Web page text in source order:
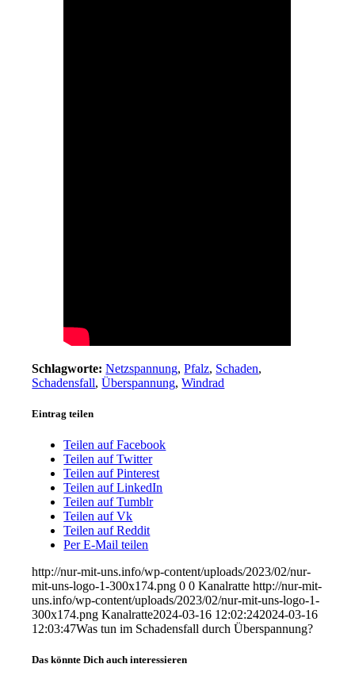
Schlagworte: Netzspannung,Pfalz, Schaden,
Schadensfall,Überspannung,Windrad
Eintrag teilen
Teilen auf Facebook
Teilen auf Twitter
Teilen auf Pinterest
Teilen auf LinkedIn
Teilen auf Tumblr
Teilen auf Vk
Teilen auf Reddit
Per E-Mail teilen
http://nur-mit-uns.info/wp-content/uploads/2023/02/nur-
mit-uns-logo-1-300x174.png 0 0 Kanalratte http://nur-mit-
uns.info/wp-content/uploads/2023/02/nur-mit-uns-logo-1-
300x174.png Kanalratte2024-03-16 12:02:242024-03-16
12:03:47Was tun im Schadensfall durch Überspannung?
Das könnte Dich auch interessieren